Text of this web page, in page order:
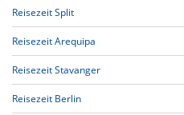
Reisezeit Split
Reisezeit Arequipa
Reisezeit Stavanger
Reisezeit Berlin